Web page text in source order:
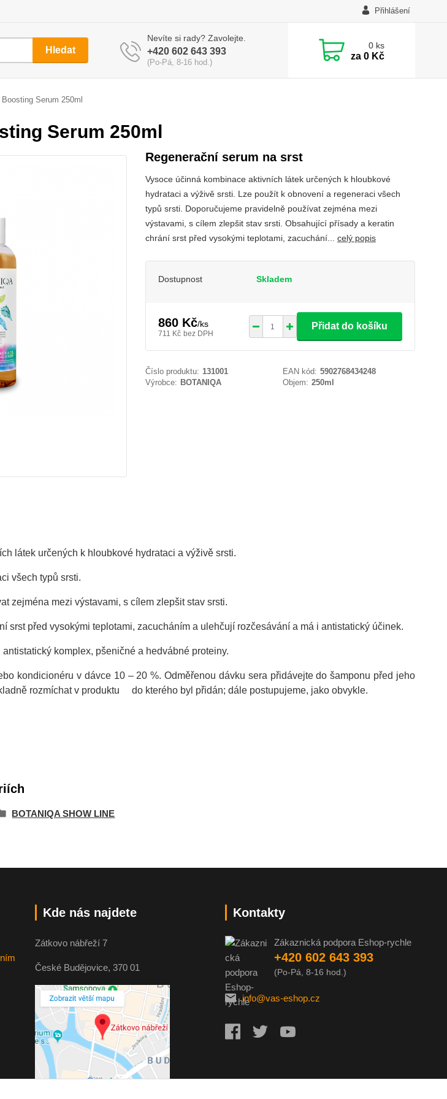
Přihlášení
Hledat
Nevíte si rady? Zavolejte.
+420 602 643 393
(Po-Pá, 8-16 hod.)
0 ks
za 0 Kč
Boosting Serum 250ml
Serum 250ml
Regenerační serum na srst
Vysoce účinná kombinace aktivních látek určených k hloubkové
hydrataci a výživě srsti. Lze použít k obnovení a regeneraci všech
typů srsti. Doporučujeme pravidelně používat zejména mezi
výstavami, s cílem zlepšit stav srsti. Obsahující přísady a keratin
chrání srst před vysokými teplotami, zacuchání... celý popis
Dostupnost Skladem
860 Kč/ks
711 Kč bez DPH
Přidat do košíku
Číslo produktu: 131001 EAN kód: 5902768434248
Výrobce: BOTANIQA Objem: 250ml
látek určených k hloubkové hydrataci a výživě srsti.
všech typů srsti.
zejména mezi výstavami, s cílem zlepšit stav srsti.
srst před vysokými teplotami, zacucháním a ulehčují rozčesávání a má i antistatický účinek.
komplex, pšeničné a hedvábné proteiny.
kondicionéru v dávce 10 – 20 %. Odměřenou dávku sera přidávejte do šamponu před jeho
rozmíchat v produktu do kterého byl přidán; dále postupujeme, jako obvykle.
BOTANIQA SHOW LINE
Kde nás najdete
Zátkovo nábřeží 7
České Budějovice, 370 01
Kontakty
Zákaznická podpora Eshop-rychle
+420 602 643 393
(Po-Pá, 8-16 hod.)
info@vas-eshop.cz